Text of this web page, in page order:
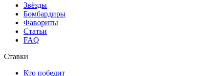
Звёзды
Бомбардиры
Фавориты
Статьи
FAQ
Ставки
Кто победит